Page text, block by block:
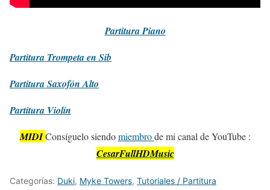
PartituraPiano
Partitura Trompeta en Sib
PartituraSaxofón Alto
Partitura Violín
MIDI Consíguelo siendomiembrode mi canal de YouTube :
CesarFullHDMusic
Categorías: Duki, Myke Towers, Tutoriales / Partitura